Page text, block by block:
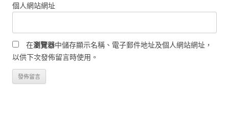
個人網站網址
在瀏覽器中儲存顯示名稱、電子郵件地址及個人網站網址，
以供下次發佈留言時使用。